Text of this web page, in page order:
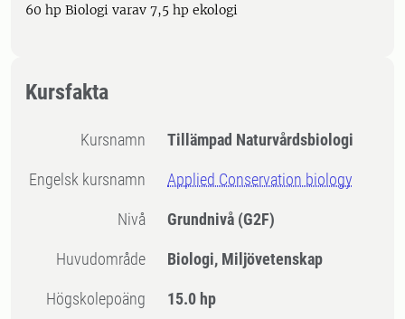
60 hp Biologi varav 7,5 hp ekologi
Kursfakta
Kursnamn Tillämpad Naturvårdsbiologi
Engelsk kursnamn Applied Conservation biology
Nivå Grundnivå (G2F)
Huvudområde Biologi, Miljövetenskap
högskolepoäng 15.0 hp